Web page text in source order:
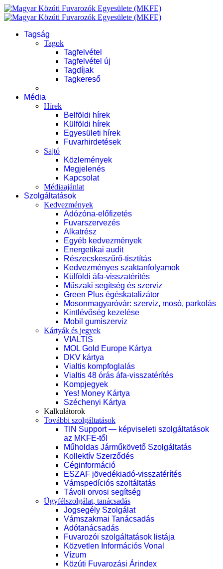
Tagság
Tagok
Tagfelvétel
Tagfelvétel új
Tagdíjak
Tagkereső
Média
Hírek
Belföldi hírek
Külföldi hírek
Egyesületi hírek
Fuvarhirdetések
Sajtó
Közlemények
Megjelenés
Kapcsolat
Médiaajánlat
Szolgáltatások
Kedvezmények
Adózóna-előfizetés
Fuvarszervezés
Alkatrész
Egyéb kedvezmények
Energetikai audit
Részecskeszűrő-tisztítás
Kedvezményes szaktanfolyamok
Külföldi áfa-visszatérítés
Műszaki segítség és szerviz
Green Plus égéskatalizátor
Mosonmagyaróvár: szerviz, mosó, parkolás
Kintlévőség kezelése
Mobil gumiszerviz
Kártyák és jegyek
VIALTIS
MOL Gold Europe Kártya
DKV kártya
Vialtis kompfoglalás
Vialtis 48 órás áfa-visszatérítés
Kompjegyek
Yes! Money Kártya
Széchenyi Kártya
Kalkulátorok
További szolgáltatások
TIN Support — képviseleti szolgáltatások
az MKFE-től
Műholdas Járműkövető Szolgáltatás
Kollektív Szerződés
Céginformáció
ESZAF jövedékiadó-visszatérítés
Vámspedíciós szoltáltatás
Távoli orvosi segítség
Ügyfélszolgálat, tanácsadás
Jogsegély Szolgálat
Vámszakmai Tanácsadás
Adótanácsadás
Fuvarozói szolgáltatások listája
Közvetlen Információs Vonal
Vízum
Közúti Fuvarozási Árindex